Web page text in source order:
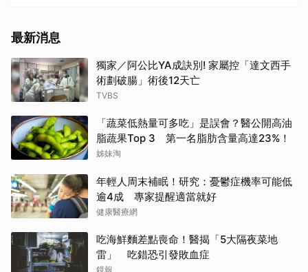
最新消息
獨家／阿公比YA成訣別! 家屬控「達文西手
術劃破腸」術後12天亡
TVBS
「蔬菜低熱量可多吃」是誤會？醫公開高油
脂蔬果Top 3 第一名脂肪含量高達23%！
姊妹淘
年輕人周末補眠！研究：憂鬱症機率可能低
逾4成 專家提醒適當就好
健康醫療網
吃海鮮麵差點喪命！醫揭「5大隔夜菜地
雷」 吃錯恐引發敗血症
鏡報